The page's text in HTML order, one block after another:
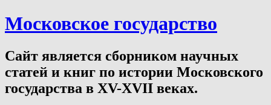
Московское государство
Сайт является сборником научных
статей и книг по истории Московского
государства в XV-XVII веках.